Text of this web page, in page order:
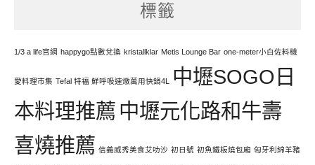
標籤
1/3 a life官網 happygo點數兌換 kristallklar Metis Lounge Bar one-meter小白佐料機
愛料理市集 Tefal 特福 鮮呼吸速燉萬用快鍋4L
中壢SOGO日
本料理推薦 中壢元化路和牛壽
喜燒推薦 信義威秀美食艾叻沙 初日號 初魚鐵板燒包廂 匈牙利綿羊豬